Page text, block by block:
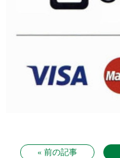
« 前の記事